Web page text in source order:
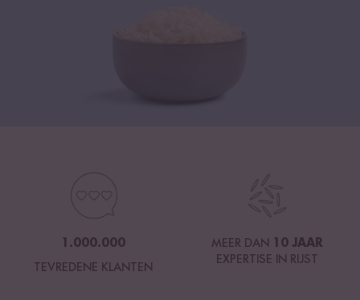
1.000.000
TEVREDENE KLANTEN
MEER DAN
10 JAAR
EXPERTISE IN RIJST